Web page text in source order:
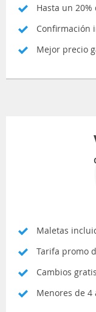
Hasta un
Confirmación
Mejor precio
Maletas
Tarifa promo
Cambios
Menores de 4